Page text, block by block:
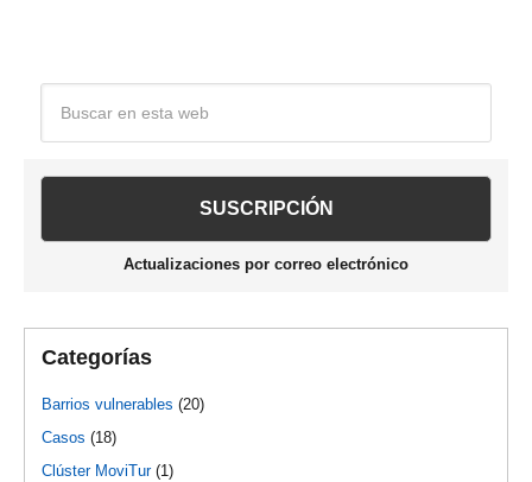
Barra
lateral
principal
Actualizaciones por correo electrónico
Categorías
Barrios vulnerables (20)
Casos (18)
Clúster MoviTur(1)